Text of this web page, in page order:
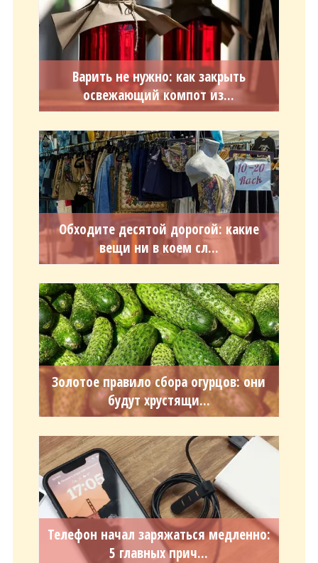
Варить не нужно: как закрыть
освежающий компот из...
Обходите десятой дорогой: какие
вещи ни в коем сл...
Золотое правило сбора огурцов: они
будут хрустящи...
Телефон начал заряжаться медленно:
5 главных прич...